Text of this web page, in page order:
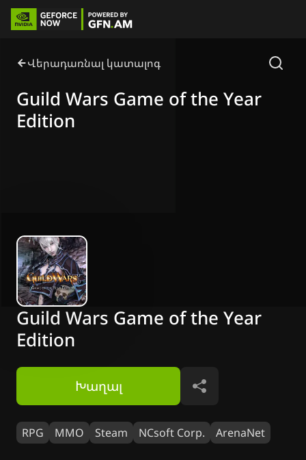
Վերադառնալ կատալոգ
Guild Wars Game of the Year
Edition
Guild Wars Game of the Year
Edition
RPG MMO Steam NCsoft Corp. ArenaNet
Խաղալ Կիսվել